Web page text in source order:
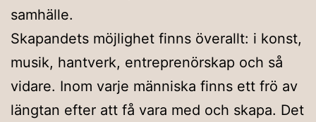
samhälle.
Skapandets möjlighet finns överallt: i konst,
musik, hantverk, entreprenörskap och så
vidare. Inom varje människa finns ett frö av
längtan efter att få vara med och skapa. Det